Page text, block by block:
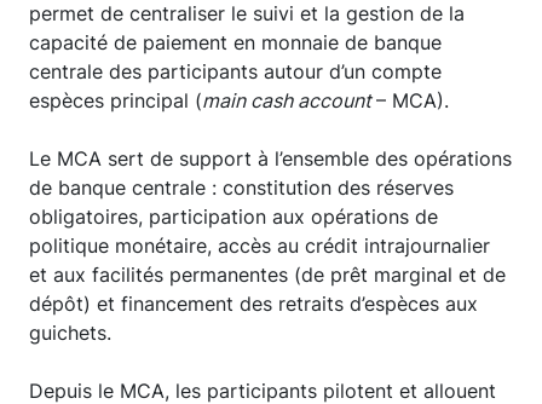
permet de centraliser le suivi et la gestion de la
capacité de paiement en monnaie de banque
centrale des participants autour d’un compte
espèces principal (main cash account– MCA).
Le MCA sert de support à l’ensemble des opérations
de banque centrale : constitution des réserves
obligatoires, participation aux opérations de
politique monétaire, accès au crédit intrajournalier
et aux facilités permanentes (de prêt marginal et de
dépôt) et financement des retraits d’espèces aux
guichets.
Depuis le MCA, les participants pilotent et allouent